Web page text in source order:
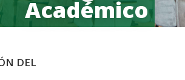
Académico
DEL